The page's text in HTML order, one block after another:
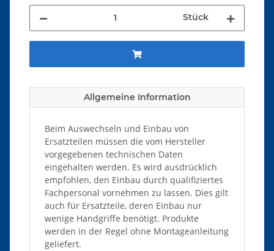
Stück
Allgemeine Information
Beim Auswechseln und Einbau von
Ersatzteilen müssen die vom Hersteller
vorgegebenen technischen Daten
eingehalten werden. Es wird ausdrücklich
empfohlen, den Einbau durch qualifiziertes
Fachpersonal vornehmen zu lassen. Dies gilt
auch für Ersatzteile, deren Einbau nur
wenige Handgriffe benötigt. Produkte
werden in der Regel ohne Montageanleitung
geliefert.